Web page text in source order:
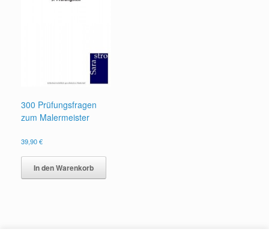
300 Prüfungsfragen
zum Malermeister
39,90€
In den Warenkorb